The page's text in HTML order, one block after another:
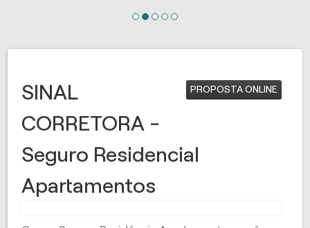
PROPOSTA ONLINE
SINAL
CORRETORA -
Seguro Residencial
Apartamentos